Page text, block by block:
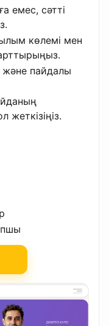
емес, сәтті
көлемі мен
және пайдалы
жеткізіңіз.